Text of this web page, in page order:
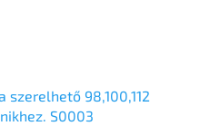
98,100,112
S0003